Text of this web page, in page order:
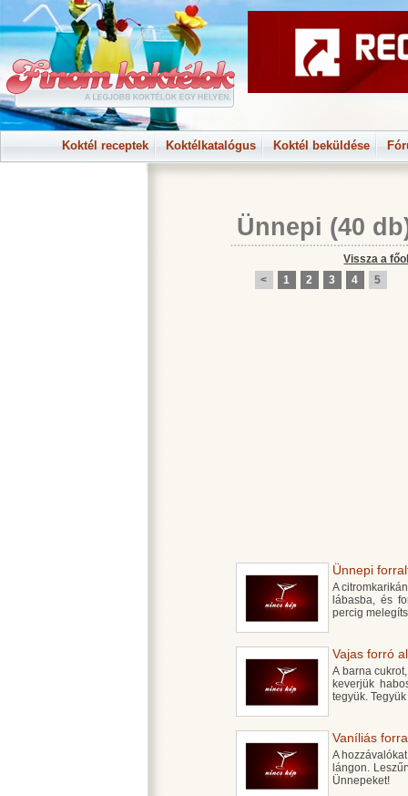
Koktél receptek Koktélkatalógus Koktél beküldése
Ünnepi (40
Vissza a
<
1 2 3 4 5
Ünnepi
A
lábasba, és
percig
Vajas forró
A barna
keverjük
tegyük.
Vaníliás
A
lángon.
Ünnepeket!